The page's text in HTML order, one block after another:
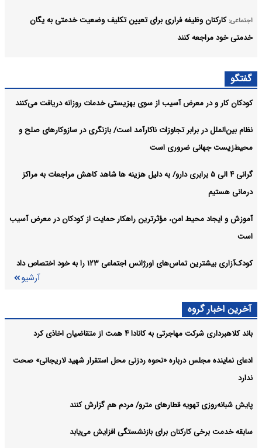
اجتماعی: کارکنان وظیفه فراری برای تعیین تکلیف وضعیت خدمتی به یگان
خدمتی خود مراجعه کنند
اجتماعی: دیدار وزیر علوم با رئیس بیت‌الحکمه عراق برای توسعه همکاری‌های
علمی
آرشیو
گفتگو
کودکان کار و در معرض آسیب از سوی بهزیستی خدمات روزانه دریافت می‌کنند
نظام بین‌الملل در برابر تجاوزات ناکارآمد است/ بازنگری در سازوکارهای صلح و
محیط‌زیست جهانی ضروری است
گرانی ۴ الی ۵ برابری دارو/ به دلیل هزینه ها شاهد کاهش مراجعات به مراکز
درمانی هستیم
آموزش و ایجاد محیط امن، مؤثرترین راهکار حمایت از کودکان در معرض آسیب
است
کودک‌آزاری بیشترین تماس‌های اورژانس اجتماعی ۱۲۳ را به خود اختصاص داد
آرشیو
آخرین اخبار گروه
باند کلاهبرداری شرکت مهاجرتی به کانادا ۴ همت از متقاضیان اخاذی کرد
ادعای نماینده مجلس درباره «نحوه ردزنی محل استقرار شهید لاریجانی» صحت
ندارد
پایش شبانه‌روزی تهویه قطارهای مترو/ مردم هم گزارش کنند
سابقه خدمت برخی کارکنان برای بازنشستگی افزایش می‌یابد